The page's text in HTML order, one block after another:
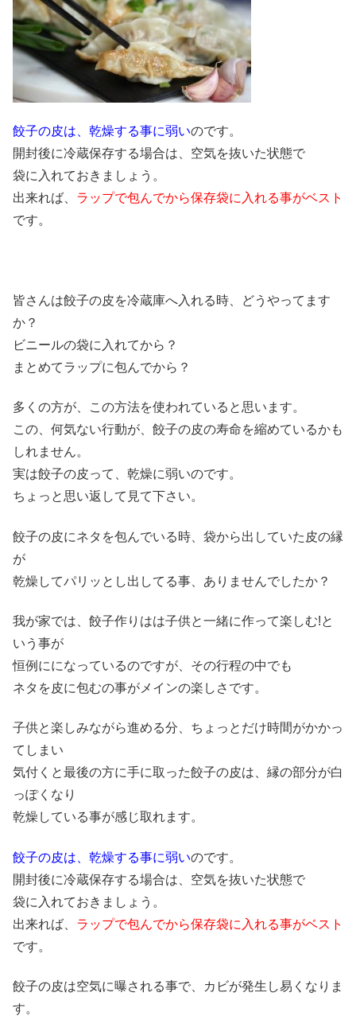
餃子の皮は、乾燥する事に弱いのです。
開封後に冷蔵保存する場合は、空気を抜いた状態で
袋に入れておきましょう。
出来れば、 ラップで包んでから保存袋に入れる事がベスト
です。
皆さんは餃子の皮を冷蔵庫へ入れる時、どうやってます
か？
ビニールの袋に入れてから？
まとめてラップに包んでから？
多くの方が、この方法を使われていると思います。
この、何気ない行動が、餃子の皮の寿命を縮めているかも
しれません。
実は餃子の皮って、乾燥に弱いのです。
ちょっと思い返して見て下さい。
餃子の皮にネタを包んでいる時、袋から出していた皮の縁
が
乾燥してパリッとし出してる事、ありませんでしたか？
我が家では、餃子作りはは子供と一緒に作って楽しむ!と
いう事が
恒例にになっているのですが、その行程の中でも
ネタを皮に包むの事がメインの楽しさです。
子供と楽しみながら進める分、ちょっとだけ時間がかかっ
てしまい
気付くと最後の方に手に取った餃子の皮は、縁の部分が白
っぽくなり
乾燥している事が感じ取れます。
餃子の皮は、乾燥する事に弱いのです。
開封後に冷蔵保存する場合は、空気を抜いた状態で
袋に入れておきましょう。
出来れば、 ラップで包んでから保存袋に入れる事がベスト
です。
餃子の皮は空気に曝される事で、カビが発生し易くなりま
す。